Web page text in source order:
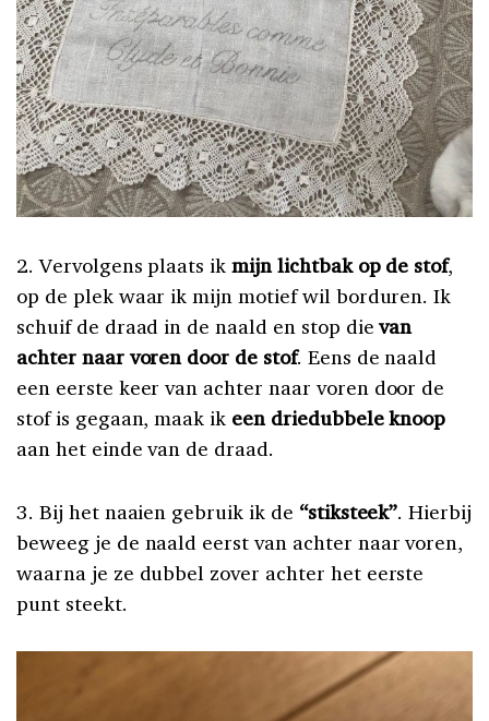
2. Vervolgens plaats ikmijn lichtbak op de stof,
op de plek waar ik mijn motief wil borduren. Ik
schuif de draad in de naald en stop die van
achter naar voren door de stof. Eens de naald
een eerste keer van achter naar voren door de
stof is gegaan, maak ik een driedubbele knoop
aan het einde van de draad.
3. Bij het naaien gebruik ik de “stiksteek”. Hierbij
beweeg je de naald eerst van achter naar voren,
waarna je ze dubbel zover achter het eerste
punt steekt.